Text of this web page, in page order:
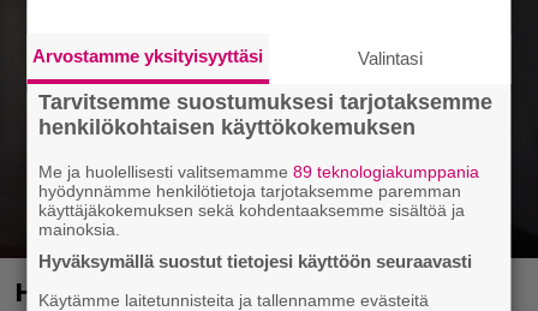
Huomenna se ilmestyy – CMX:stä tutun
Arvostamme yksityisyyttäsi Valintasi
Tarvitsemme suostumuksesi tarjotaksemme
henkilökohtaisen käyttökokemuksen
Me ja huolellisesti valitsemamme89 teknologiakumppania
hyödynnämme henkilötietoja tarjotaksemme paremman
käyttäjäkokemuksen sekä kohdentaaksemme sisältöä ja
mainoksia.
Hyväksymällä suostut tietojesi käyttöön seuraavasti
Käytämme laitetunnisteita ja tallennamme evästeitä